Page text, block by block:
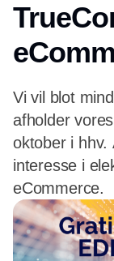
Vi vil blot
afholder
oktober i hhv.
interesse i
eCommerce.